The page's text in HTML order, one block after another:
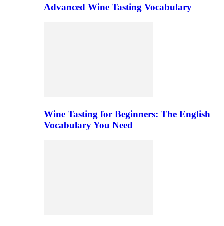
Advanced Wine Tasting Vocabulary
Wine Tasting for Beginners: The English
Vocabulary You Need